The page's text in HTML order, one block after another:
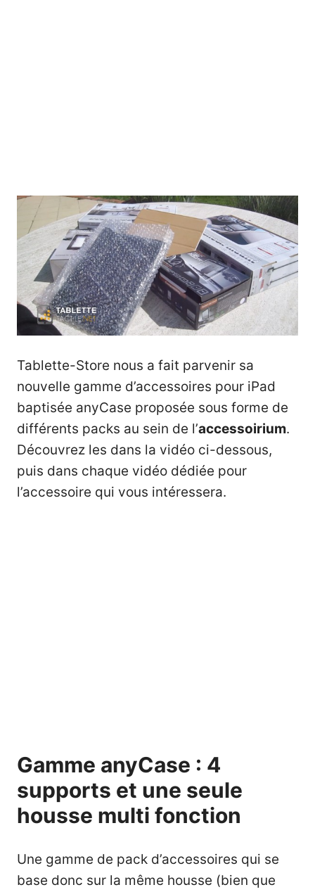
Tablette-Store nous a fait parvenir sa
nouvelle gamme d’accessoires pour iPad
baptisée anyCase proposée sous forme de
différents packs au sein de l’accessoirium.
Découvrez les dans la vidéo ci-dessous,
puis dans chaque vidéo dédiée pour
l’accessoire qui vous intéressera.
Gamme anyCase : 4
supports et une seule
housse multi fonction
Une gamme de pack d’accessoires qui se
base donc sur la même housse (bien que